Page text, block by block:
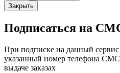
Закрыть
Подписаться на
При подписке на данный сервис
указанный номер телефона
выдаче заказах